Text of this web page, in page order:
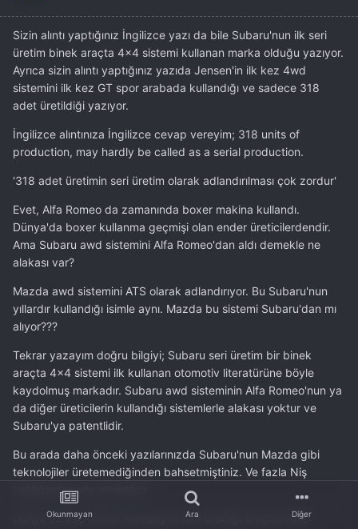
Sizin alıntı yaptığınız İngilizce yazı da bile Subaru'nun ilk seri
üretim binek araçta 4x4 sistemi kullanan marka olduğu yazıyor.
Ayrıca sizin alıntı yaptığınız yazıda Jensen'in ilk kez 4wd
sistemini ilk kez GT spor arabada kullandığı ve sadece 318
adet üretildiği yazıyor.
İngilizce alıntınıza İngilizce cevap vereyim; 318 units of
production, may hardly be called as a serial production.
'318 adet üretimin seri üretim olarak adlandırılması çok zordur'
Evet, Alfa Romeo da zamanında boxer makina kullandı.
Dünya'da boxer kullanma geçmişi olan ender üreticilerdendir.
Ama Subaru awd sistemini Alfa Romeo'dan aldı demekle ne
alakası var?
Mazda awd sistemini ATS olarak adlandırıyor. Bu Subaru'nun
yıllardır kullandığı isimle aynı. Mazda bu sistemi Subaru'dan mı
alıyor???
Tekrar yazayım doğru bilgiyi; Subaru seri üretim bir binek
araçta 4x4 sistemi ilk kullanan otomotiv literatürüne böyle
kaydolmuş markadır. Subaru awd sisteminin Alfa Romeo'nun ya
da diğer üreticilerin kullandığı sistemlerle alakası yoktur ve
Subaru'ya patentlidir.
Bu arada daha önceki yazılarınızda Subaru'nun Mazda gibi
teknolojiler üretemediğinden bahsetmiştiniz. Ve fazla Niş
kaldığından söz etmiştiniz.
Dünya'da kaç üretici neredeyse tüm ürettiği araçları AWD
Okunmayan Ara Diğer